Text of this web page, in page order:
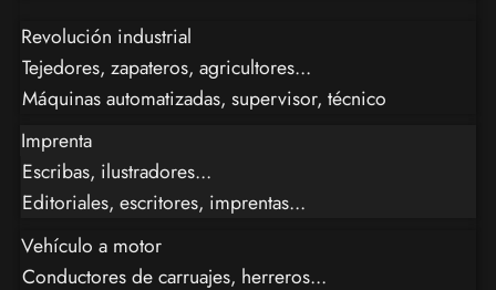
Revolución industrial
Tejedores, zapateros, agricultores...
Máquinas automatizadas, supervisor, técnico
Imprenta
Escribas, ilustradores...
Editoriales, escritores, imprentas...
Vehículo a motor
Conductores de carruajes, herreros...